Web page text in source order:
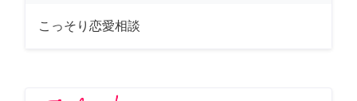
こっそり恋愛相談